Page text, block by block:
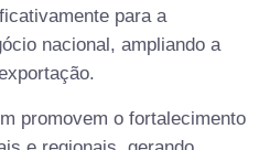
para a
nacional, ampliando a
promovem o fortalecimento